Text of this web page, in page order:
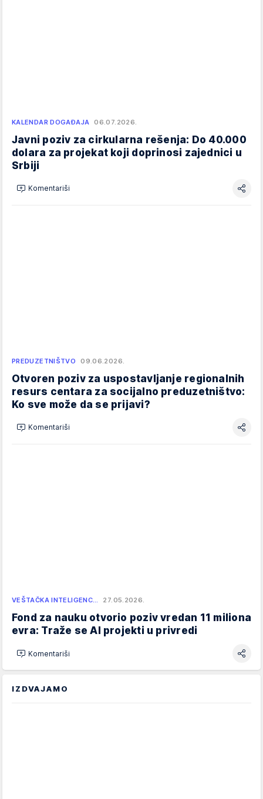
KALENDAR DOGAĐAJA 06.07.2026.
Javni poziv za cirkularna rešenja: Do 40.000
dolara za projekat koji doprinosi zajednici u
Srbiji
Komentariši
PREDUZETNIŠTVO 09.06.2026.
Otvoren poziv za uspostavljanje regionalnih
resurs centara za socijalno preduzetništvo:
Ko sve može da se prijavi?
Komentariši
VEŠTAČKA INTELIGENC… 27.05.2026.
Fond za nauku otvorio poziv vredan 11 miliona
evra: Traže se AI projekti u privredi
Komentariši
IZDVAJAMO